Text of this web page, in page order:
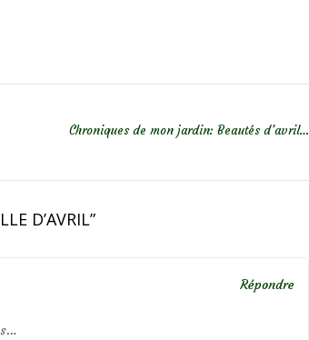
Chroniques de mon jardin: Beautés d’avril…
D’AVRIL”
Répondre